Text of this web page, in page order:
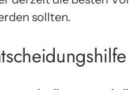
sollten.